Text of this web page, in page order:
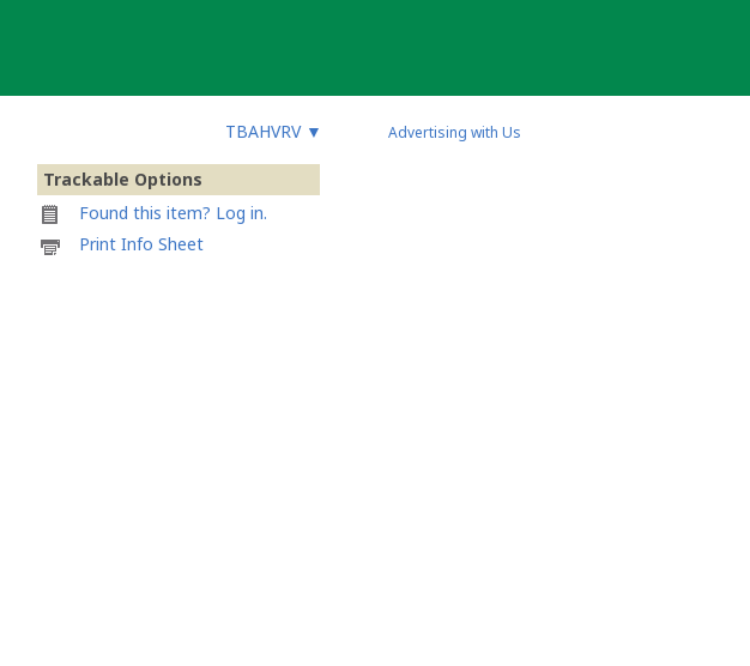
TBAHVRV ▼
Trackable Options
Found this item? Log in.
Printable
Print Info Sheet
Advertising with Us